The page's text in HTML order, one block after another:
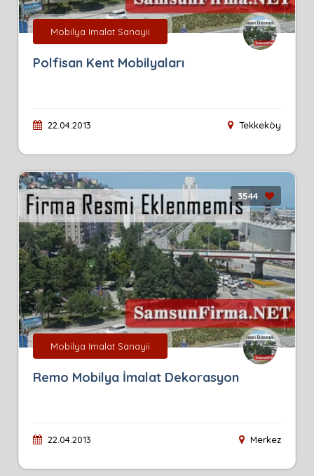
Mobilya Imalat Sanayii
Polfisan Kent Mobilyaları
22.04.2013 Tekkeköy
3544
Mobilya Imalat Sanayii
Remo Mobilya İmalat Dekorasyon
22.04.2013 Merkez